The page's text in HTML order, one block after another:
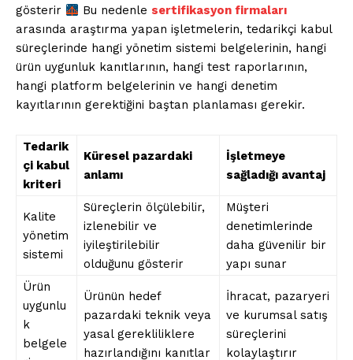
gösterir
Bu nedenle sertifikasyon firmaları
arasında araştırma yapan işletmelerin, tedarikçi kabul
süreçlerinde hangi yönetim sistemi belgelerinin, hangi
ürün uygunluk kanıtlarının, hangi test raporlarının,
hangi platform belgelerinin ve hangi denetim
kayıtlarının gerektiğini baştan planlaması gerekir.
Tedarik
çi kabul
kriteri
Küresel pazardaki
anlamı
İşletmeye
sağladığı avantaj
Kalite
yönetim
sistemi
Süreçlerin ölçülebilir,
izlenebilir ve
iyileştirilebilir
olduğunu gösterir
Müşteri
denetimlerinde
daha güvenilir bir
yapı sunar
Ürün
uygunlu
k
belgele
Ürünün hedef
pazardaki teknik veya
yasal gerekliliklere
hazırlandığını kanıtlar
İhracat, pazaryeri
ve kurumsal satış
süreçlerini
kolaylaştırır